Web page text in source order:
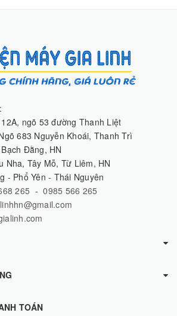
ngõ 53 đường Thanh Liệt
683 Nguyễn Khoái, Thanh Trì
Đằng, HN
Nha, Tây Mỗ, Từ Liêm, HN
- Phổ Yên - Thái Nguyên
265 -0985 566 265
TOÁN